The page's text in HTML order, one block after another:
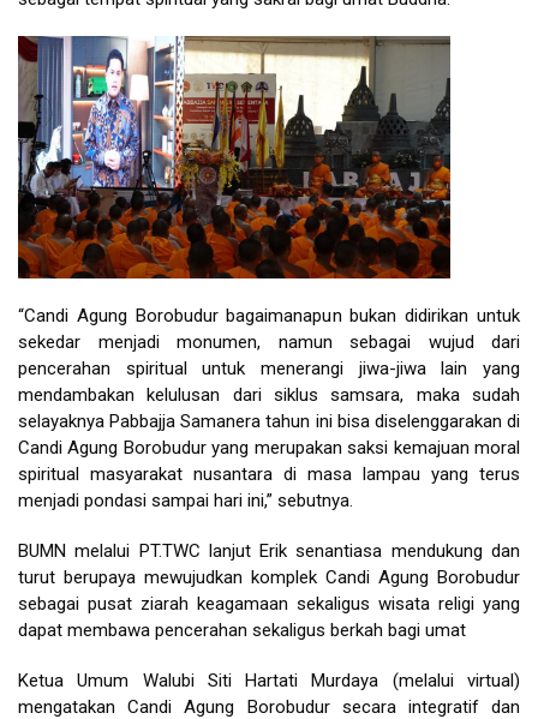
“Candi Agung Borobudur bagaimanapun bukan didirikan untuk
sekedar menjadi monumen, namun sebagai wujud dari
pencerahan spiritual untuk menerangi jiwa-jiwa lain yang
mendambakan kelulusan dari siklus samsara, maka sudah
selayaknya Pabbajja Samanera tahun ini bisa diselenggarakan di
Candi Agung Borobudur yang merupakan saksi kemajuan moral
spiritual masyarakat nusantara di masa lampau yang terus
menjadi pondasi sampai hari ini,” sebutnya.
BUMN melalui PT.TWC lanjut Erik senantiasa mendukung dan
turut berupaya mewujudkan komplek Candi Agung Borobudur
sebagai pusat ziarah keagamaan sekaligus wisata religi yang
dapat membawa pencerahan sekaligus berkah bagi umat
Ketua Umum Walubi Siti Hartati Murdaya (melalui virtual)
mengatakan Candi Agung Borobudur secara integratif dan